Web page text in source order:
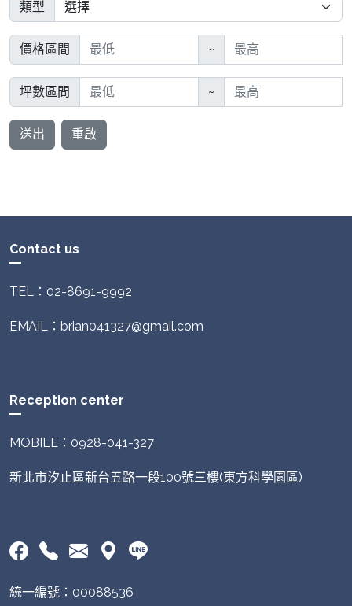
類型
價格區間 ~
坪數區間 ~
送出 重啟
Contact us
TEL：02-8691-9992
EMAIL：brian041327@gmail.com
Reception center
MOBILE：0928-041-327
新北市汐止區新台五路一段100號三樓(東方科學園區)
統一編號：00088536